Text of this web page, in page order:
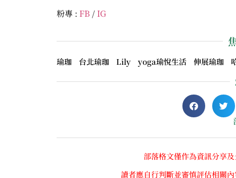
粉專 : FB / IG
瑜珈 台北瑜珈 Lily yoga瑜悅生活 伸展瑜珈 哈
部落格文僅作為資訊分享
讀者應自行判斷並審慎評估相關